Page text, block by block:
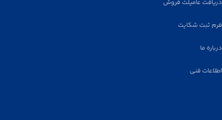
می‌گردد.
دریافت عامیلت فروش
فرم ثبت شکایت
درباره ما
اطلاعات فنی